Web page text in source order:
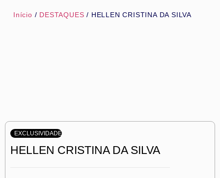
Início / DESTAQUES / HELLEN CRISTINA DA SILVA
EXCLUSIVIDADE
HELLEN CRISTINA DA SILVA